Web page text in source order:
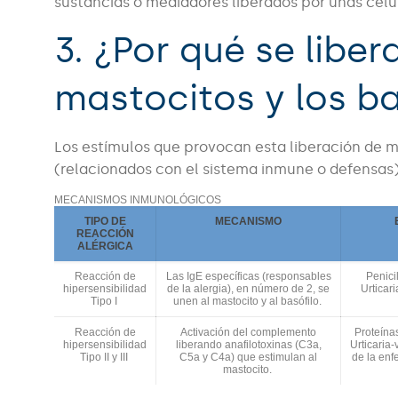
3. ¿Por qué se
mastocitos y los
Los estímulos que provocan esta liberación de
(relacionados con el sistema inmune o
MECANISMOS INMUNOLÓGICOS
TIPO DE
REACCIÓN
ALÉRGICA
MECANISMO
Reacción de
hipersensibilidad
Tipo I
Las IgE específicas (responsables
de la alergia), en número de 2, se
unen al mastocito y al basófilo.
Reacción de
hipersensibilidad
Tipo II y III
Activación del complemento
liberando anafilotoxinas (C3a,
C5a y C4a) que estimulan al
mastocito.
Urticaria-
de la